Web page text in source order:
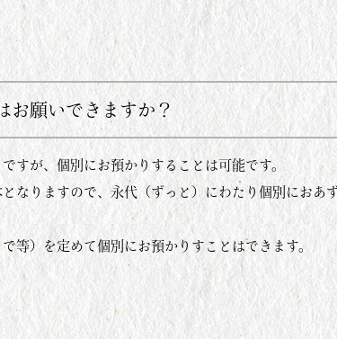
お願いできますか？
すが、個別にお預かりすることは可能です。
なりますので、永代（ずっと）にわたり個別におあ
等）を定めて個別にお預かりすことはできます。